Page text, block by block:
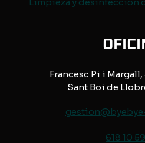
Francesc Pi i Margall,
Sant Boi de
618 10